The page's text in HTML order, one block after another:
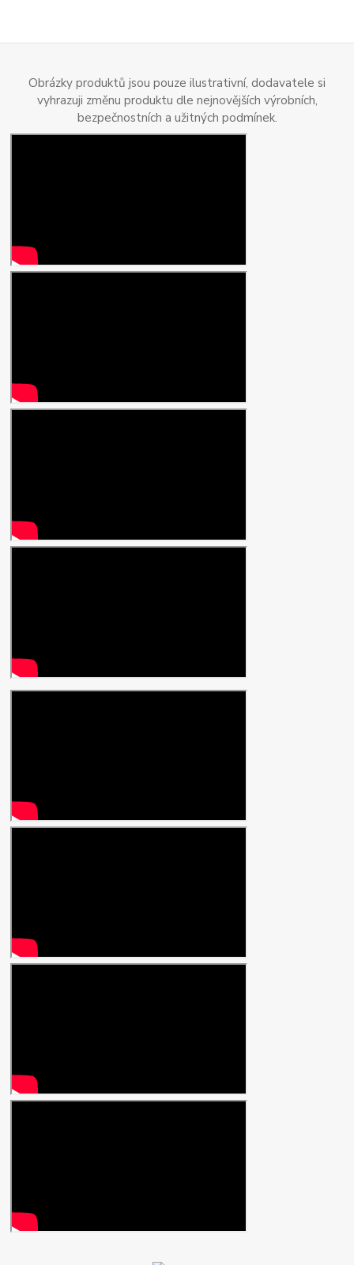
Obrázky produktů jsou pouze ilustrativní, dodavatele si
vyhrazuji změnu produktu dle nejnovějších výrobních,
bezpečnostních a užitných podmínek.